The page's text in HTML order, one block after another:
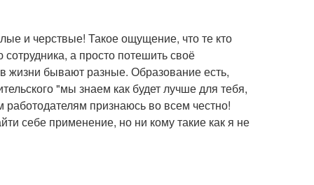
и черствые! Такое ощущение, что те кто
а просто потешить своё
жизни бывают разные. Образование есть,
"мы знаем как будет лучше для тебя,
признаюсь во всем честно!
себе применение, но ни кому такие как я не